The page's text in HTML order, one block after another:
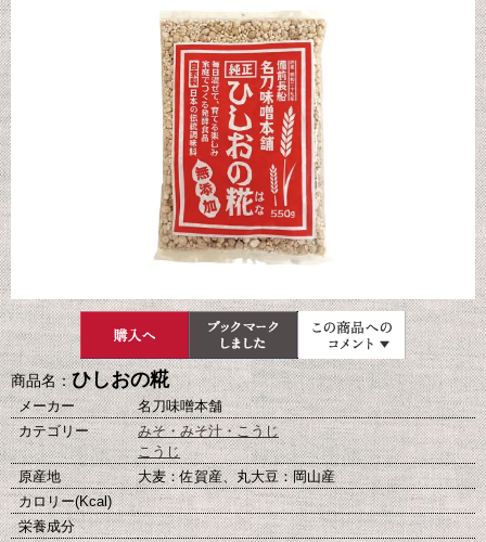
商品名：ひしおの糀
メーカー
名刀味噌本舗
カテゴリー
みそ・みそ汁・こうじ
こうじ
原産地
大麦：佐賀産、丸大豆：岡山産
カロリー(Kcal)
栄養成分